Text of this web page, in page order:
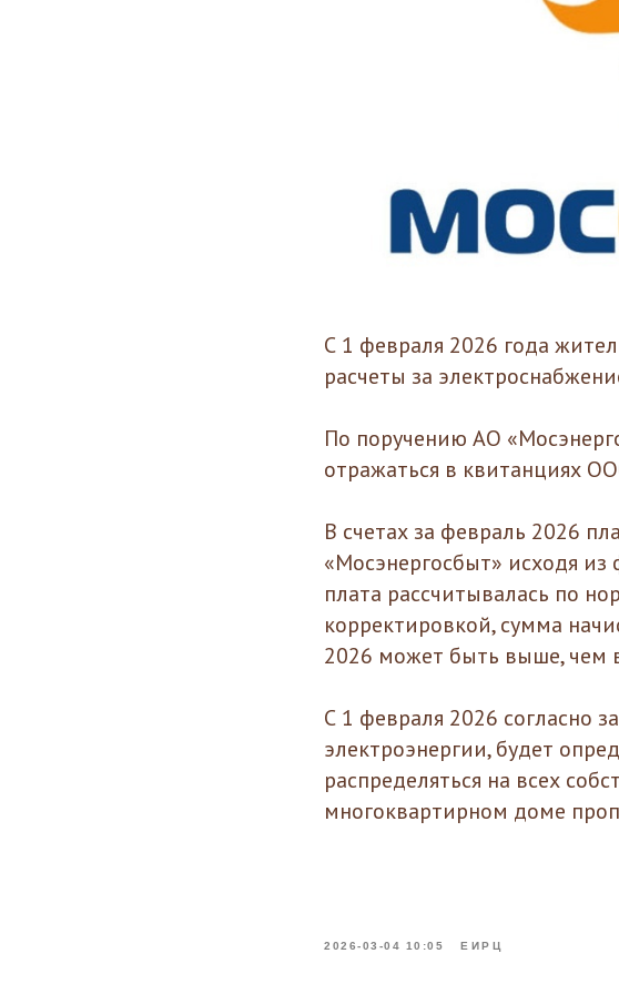
С 1 февраля 2026 года
расчеты за
По поручению АО
отражаться в квитанциях
В счетах за февраль 2026
«Мосэнергосбыт» исходя из
плата рассчитывалась по
корректировкой, сумма
2026 может быть выше, чем
С 1 февраля 2026 согласно
электроэнергии, будет
распределяться на всех
многоквартирном доме
2026-03-04 10:05 ЕИРЦ